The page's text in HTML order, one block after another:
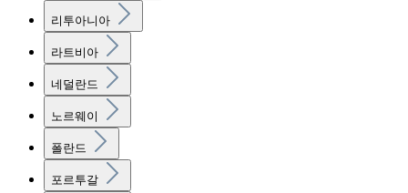
리투아니아
라트비아
네덜란드
노르웨이
폴란드
포르투갈